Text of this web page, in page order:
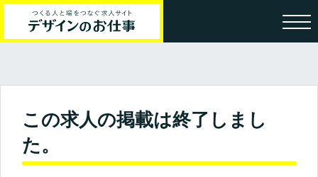
この求人の掲載は終了しまし
た。